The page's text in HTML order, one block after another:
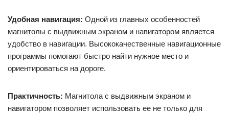
Удобная навигация: Одной из главных особенностей
магнитолы с выдвижным экраном и навигатором является
удобство в навигации. Высококачественные навигационные
программы помогают быстро найти нужное место и
ориентироваться на дороге.
Практичность: Магнитола с выдвижным экраном и
навигатором позволяет использовать ее не только для